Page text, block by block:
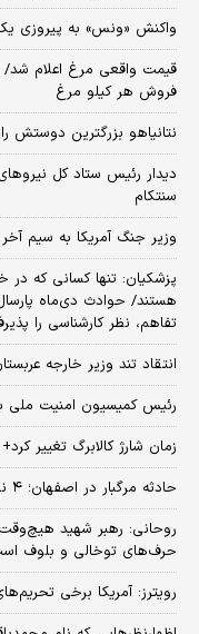
واکنش «ونس» به پیروزی
فروش هر کیلو مرغ
نتانیاهو بزرگترین دوستش
دیدار رئیس ستاد کل
سنتکام
وزیر جنگ آمریکا به سیم
پزشکیان: تنها کسانی که در
هستند/ حوادث دی‌ماه
تفاهم، نظر کارشناسی را
انتقاد تند وزیر خارجه
رئیس کمیسیون امنیت ملی
زمان شارژ کالابرگ تغییر
حادثه مرگبار در اصفهان؛ ۴ نفر جان باختند
روحانی: رهبر شهید هیچ‌وقت
حرف‌های توخالی و بلوف است/ دولت در این
رویترز: آمریکا برخی